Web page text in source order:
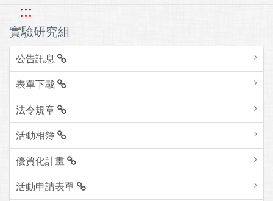
:::
實驗研究組
公告訊息
表單下載
法令規章
活動相簿
優質化計畫
活動申請表單